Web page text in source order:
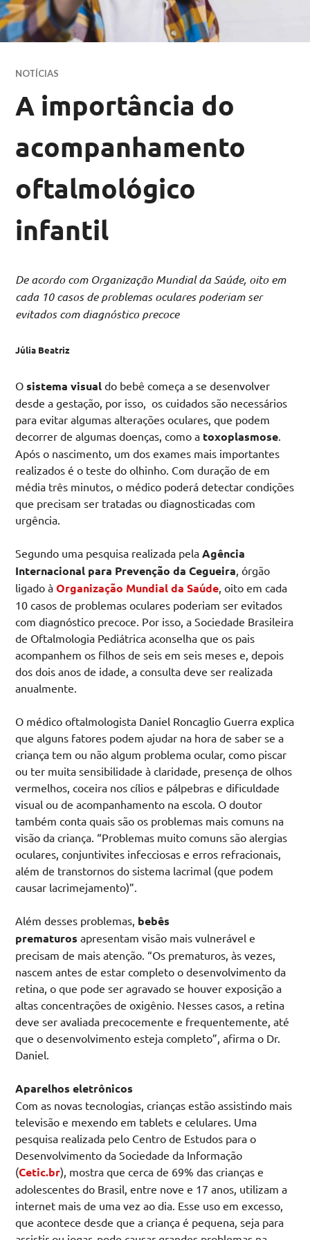
NOTÍCIAS
A importância do
acompanhamento
oftalmológico
infantil
De acordo com Organização Mundial da Saúde, oito em
cada 10 casos de problemas oculares poderiam ser
evitados com diagnóstico precoce
Júlia Beatriz
Osistema visualdo bebê começa a se desenvolver
desde a gestação, por isso, os cuidados são necessários
para evitar algumas alterações oculares, que podem
decorrer de algumas doenças, como a toxoplasmose
Após o nascimento, um dos exames mais importantes
realizados é o teste do olhinho. Com duração de em
média três minutos, o médico poderá detectar condições
que precisam ser tratadas ou diagnosticadas com
urgência.
Segundo uma pesquisa realizada pela Agência
Internacional para Prevenção da Cegueira , órgão
ligado àOrganização Mundial da Saúde , oito em cada
10 casos de problemas oculares poderiam ser evitados
com diagnóstico precoce. Por isso, a Sociedade Brasileira
de Oftalmologia Pediátrica aconselha que os pais
acompanhem os filhos de seis em seis meses e, depois
dos dois anos de idade, a consulta deve ser realizada
anualmente.
O médico oftalmologista Daniel Roncaglio Guerra explica
que alguns fatores podem ajudar na hora de saber se a
criança tem ou não algum problema ocular, como piscar
ou ter muita sensibilidade à claridade, presença de olhos
vermelhos, coceira nos cílios e pálpebras e dificuldade
visual ou de acompanhamento na escola. O doutor
também conta quais são os problemas mais comuns na
visão da criança. “Problemas muito comuns são alergias
oculares, conjuntivites infecciosas e erros refracionais,
além de transtornos do sistema lacrimal (que podem
causar lacrimejamento)”.
Além desses problemas, bebês
prematuros apresentam visão mais vulnerável e
precisam de mais atenção. “Os prematuros, às vezes,
nascem antes de estar completo o desenvolvimento da
retina, o que pode ser agravado se houver exposição a
altas concentrações de oxigênio. Nesses casos, a retina
deve ser avaliada precocemente e frequentemente, até
que o desenvolvimento esteja completo”, afirma o Dr.
Daniel.
Aparelhos eletrônicos
Com as novas tecnologias, crianças estão assistindo mais
televisão e mexendo em tablets e celulares. Uma
pesquisa realizada pelo Centro de Estudos para o
Desenvolvimento da Sociedade da Informação
(Cetic.br), mostra que cerca de 69% das crianças e
adolescentes do Brasil, entre nove e 17 anos, utilizam a
internet mais de uma vez ao dia. Esse uso em excesso,
que acontece desde que a criança é pequena, seja para